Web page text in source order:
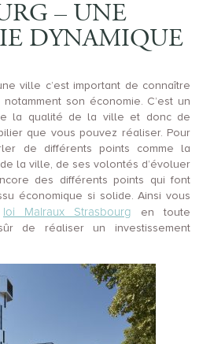
– UNE
DYNAMIQUE
ville c’est important de connaître
son économie. C’est un
la qualité de la ville et donc de
que vous pouvez réaliser. Pour
de différents points comme la
la ville, de ses volontés d’évoluer
des différents points qui font
économique si solide. Ainsi vous
loi Malraux Strasbourg en toute
de réaliser un investissement